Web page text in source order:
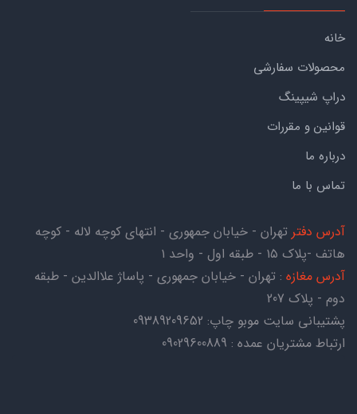
خانه
محصولات سفارشی
دراپ شیپینگ
قوانین و مقررات
درباره ما
تماس با ما
آدرس دفتر تهران - خیابان جمهوری - انتهای کوچه لاله - کوچه
هاتف -پلاک ۱۵ - طبقه اول - واحد ۱
آدرس مغازه : تهران - خیابان جمهوری - پاساژ علاالدین - طبقه
دوم - پلاک 207
پشتیبانی سایت موبو چاپ: 09389209652
ارتباط مشتریان عمده : 09029600889